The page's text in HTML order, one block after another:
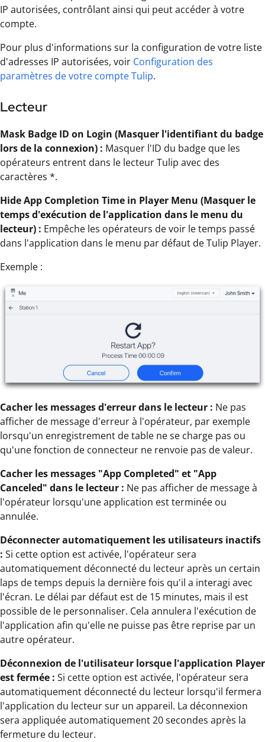
IP autorisées, contrôlant ainsi qui peut accéder à votre
compte.
Pour plus d'informations sur la configuration de votre liste
d'adresses IP autorisées, voir Configuration des
paramètres de votre compte Tulip.
Lecteur
Mask Badge ID on Login (Masquer l'identifiant du badge
lors de la connexion) : Masquer l'ID du badge que les
opérateurs entrent dans le lecteur Tulip avec des
caractères *.
Hide App Completion Time in Player Menu (Masquer le
temps d'exécution de l'application dans le menu du
lecteur) : Empêche les opérateurs de voir le temps passé
dans l'application dans le menu par défaut de Tulip Player.
Exemple :
Cacher les messages d'erreur dans le lecteur : Ne pas
afficher de message d'erreur à l'opérateur, par exemple
lorsqu'un enregistrement de table ne se charge pas ou
qu'une fonction de connecteur ne renvoie pas de valeur.
Cacher les messages "App Completed" et "App
Canceled" dans le lecteur : Ne pas afficher de message à
l'opérateur lorsqu'une application est terminée ou
annulée.
Déconnecter automatiquement les utilisateurs inactifs
: Si cette option est activée, l'opérateur sera
automatiquement déconnecté du lecteur après un certain
laps de temps depuis la dernière fois qu'il a interagi avec
l'écran. Le délai par défaut est de 15 minutes, mais il est
possible de le personnaliser. Cela annulera l'exécution de
l'application afin qu'elle ne puisse pas être reprise par un
autre opérateur.
Déconnexion de l'utilisateur lorsque l'application Player
est fermée : Si cette option est activée, l'opérateur sera
automatiquement déconnecté du lecteur lorsqu'il fermera
l'application du lecteur sur un appareil. La déconnexion
sera appliquée automatiquement 20 secondes après la
fermeture du lecteur.